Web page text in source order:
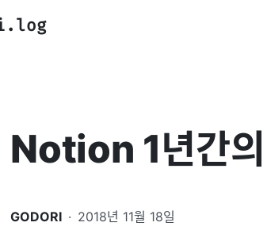
Notion 1년간의
GODORI · 2018년 11월 18일